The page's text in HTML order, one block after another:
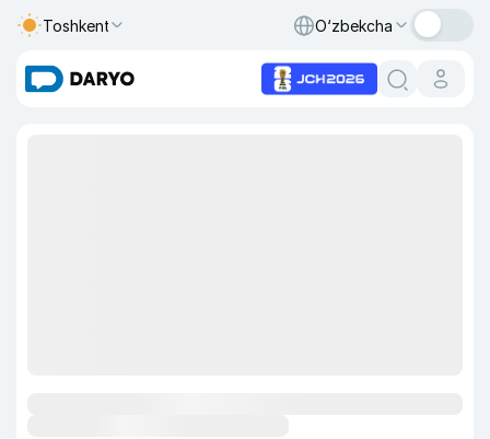
Toshkent O‘zbekcha